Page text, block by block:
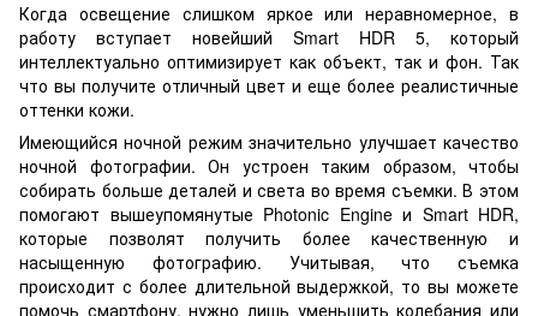
Когда освещение слишком яркое или неравномерное, в
работу вступает новейший Smart HDR 5, который
интеллектуально оптимизирует как объект, так и фон. Так
что вы получите отличный цвет и еще более реалистичные
оттенки кожи.
Имеющийся ночной режим значительно улучшает качество
ночной фотографии. Он устроен таким образом, чтобы
собирать больше деталей и света во время съемки. В этом
помогают вышеупомянутые Photonic Engine и Smart HDR,
которые позволят получить более качественную и
насыщенную фотографию. Учитывая, что съемка
происходит с более длительной выдержкой, то вы можете
помочь смартфону, нужно лишь уменьшить колебания или